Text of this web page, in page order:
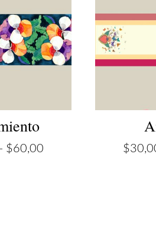
- $60,00Rango
$